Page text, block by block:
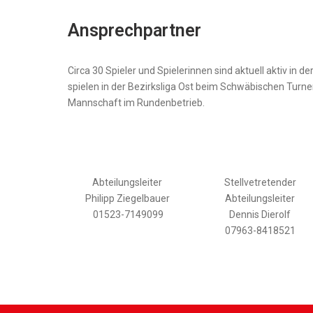
Ansprechpartner
Circa 30 Spieler und Spielerinnen sind aktuell aktiv in
spielen in der Bezirksliga Ost beim Schwäbischen
Mannschaft im Rundenbetrieb.
Abteilungsleiter
Philipp Ziegelbauer
01523-7149099
Stellvetretender
Abteilungsleiter
Dennis Dierolf
07963-8418521